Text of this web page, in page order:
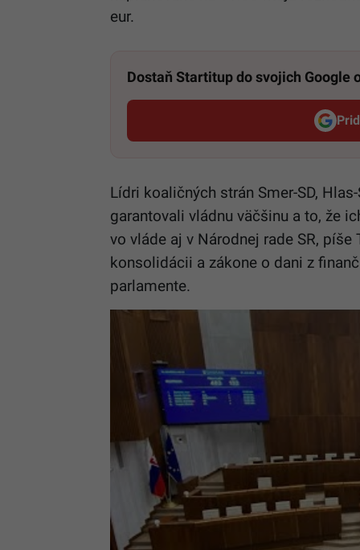
eur.
Dostaň Startitup do svojich Google
Lídri koaličných strán Smer-SD,
garantovali vládnu väčšinu a to, že
vo vláde aj v Národnej rade SR, píše
konsolidácii a zákone o dani z
parlamente.